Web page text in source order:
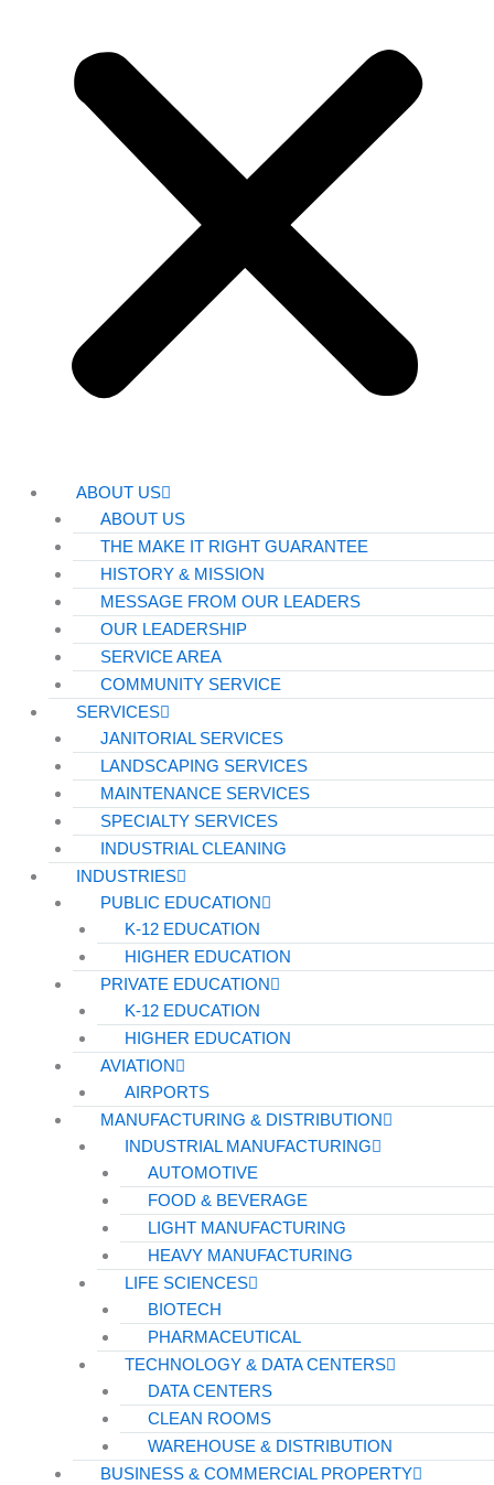
ABOUT US
ABOUT US
THE MAKE IT RIGHT GUARANTEE
HISTORY & MISSION
MESSAGE FROM OUR LEADERS
OUR LEADERSHIP
SERVICE AREA
COMMUNITY SERVICE
SERVICES
JANITORIAL SERVICES
LANDSCAPING SERVICES
MAINTENANCE SERVICES
SPECIALTY SERVICES
INDUSTRIAL CLEANING
INDUSTRIES
PUBLIC EDUCATION
K-12 EDUCATION
HIGHER EDUCATION
PRIVATE EDUCATION
K-12 EDUCATION
HIGHER EDUCATION
AVIATION
AIRPORTS
MANUFACTURING & DISTRIBUTION
INDUSTRIAL MANUFACTURING
AUTOMOTIVE
FOOD & BEVERAGE
LIGHT MANUFACTURING
HEAVY MANUFACTURING
LIFE SCIENCES
BIOTECH
PHARMACEUTICAL
TECHNOLOGY & DATA CENTERS
DATA CENTERS
CLEAN ROOMS
WAREHOUSE & DISTRIBUTION
BUSINESS & COMMERCIAL PROPERTY